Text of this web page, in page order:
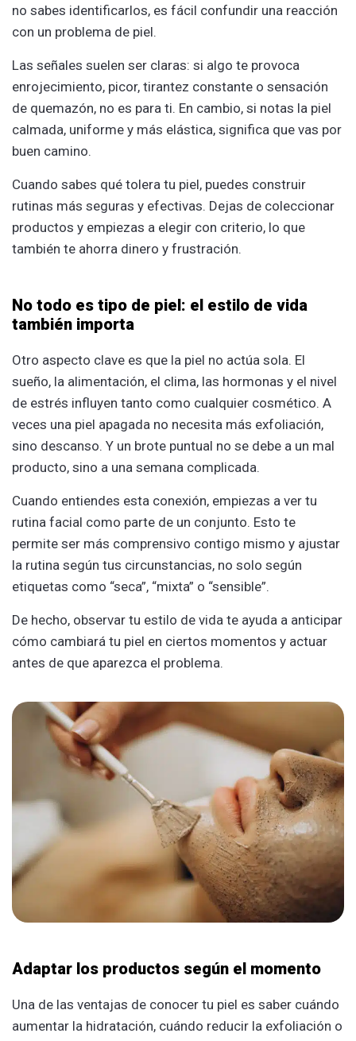
no sabes identificarlos, es fácil confundir una reacción
con un problema de piel.
Las señales suelen ser claras: si algo te provoca
enrojecimiento, picor, tirantez constante o sensación
de quemazón, no es para ti. En cambio, si notas la piel
calmada, uniforme y más elástica, significa que vas por
buen camino.
Cuando sabes qué tolera tu piel, puedes construir
rutinas más seguras y efectivas. Dejas de coleccionar
productos y empiezas a elegir con criterio, lo que
también te ahorra dinero y frustración.
No todo es tipo de piel: el estilo de vida
también importa
Otro aspecto clave es que la piel no actúa sola. El
sueño, la alimentación, el clima, las hormonas y el nivel
de estrés influyen tanto como cualquier cosmético. A
veces una piel apagada no necesita más exfoliación,
sino descanso. Y un brote puntual no se debe a un mal
producto, sino a una semana complicada.
Cuando entiendes esta conexión, empiezas a ver tu
rutina facial como parte de un conjunto. Esto te
permite ser más comprensivo contigo mismo y ajustar
la rutina según tus circunstancias, no solo según
etiquetas como “seca”, “mixta” o “sensible”.
De hecho, observar tu estilo de vida te ayuda a anticipar
cómo cambiará tu piel en ciertos momentos y actuar
antes de que aparezca el problema.
Adaptar los productos según el momento
Una de las ventajas de conocer tu piel es saber cuándo
aumentar la hidratación, cuándo reducir la exfoliación o